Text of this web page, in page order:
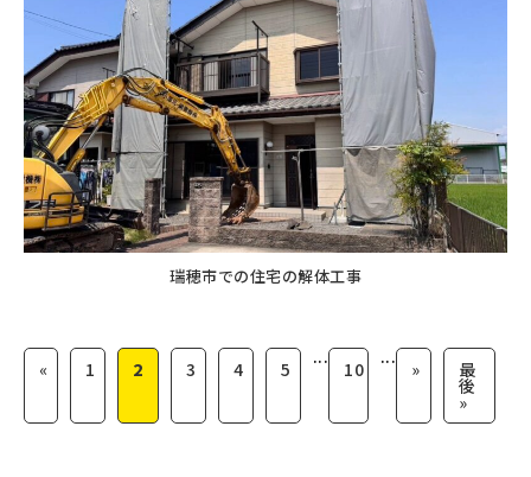
瑞穂市での住宅の解体工事
« 1 2 3 4 5
...
10
...
» 最
後
»